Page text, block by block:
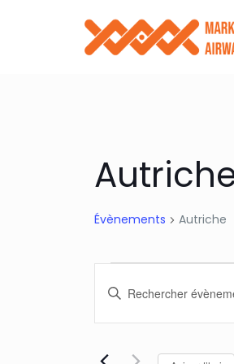
Évènements Autriche
et
Saisir
Rechercher